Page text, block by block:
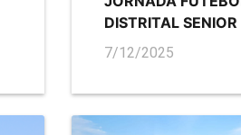
DISTRITAL SENIOR
7/12/2025